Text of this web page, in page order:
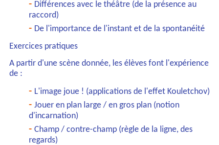
Différences avec le théâtre (de la présence au
raccord)
De l'importance de l'instant et de la spontanéité
Exercices pratiques
A partir d'une scène donnée, les élèves font l'expérience
de :
L'image joue ! (applications de l'effet Kouletchov)
Jouer en plan large / en gros plan (notion
d'incarnation)
Champ / contre-champ (règle de la ligne, des
regards)